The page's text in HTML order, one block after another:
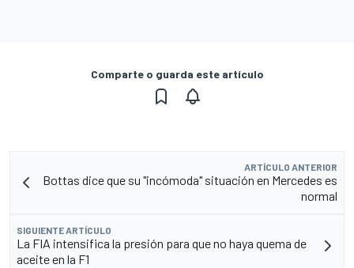
Comparte o guarda este artículo
ARTÍCULO ANTERIOR
Bottas dice que su "incómoda" situación en Mercedes es
normal
SIGUIENTE ARTÍCULO
La FIA intensifica la presión para que no haya quema de
aceite en la F1